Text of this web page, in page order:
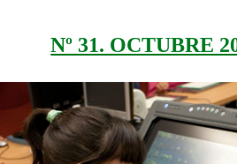
Nº 31. OCTUBRE